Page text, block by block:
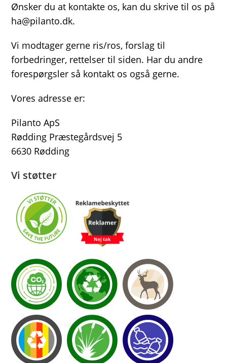
Ønsker du at kontakte os, kan du skrive til os på
ha@pilanto.dk.
Vi modtager gerne ris/ros, forslag til
forbedringer, rettelser til siden. Har du andre
forespørgsler så kontakt os også gerne.
Vores adresse er:
Pilanto ApS
Rødding Præstegårdsvej 5
6630 Rødding
Vi støtter